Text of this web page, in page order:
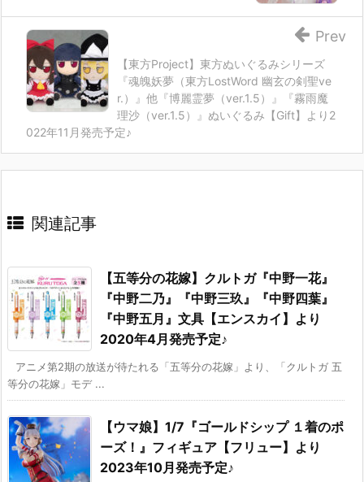
【東方Project】東方ぬいぐるみシリーズ
『魂魄妖夢（東方LostWord 幽玄の剣聖ve
r.）』他『博麗霊夢（ver.1.5）』『霧雨魔
理沙（ver.1.5）』ぬいぐるみ【Gift】より2
022年11月発売予定♪
Prev
関連記事
【五等分の花嫁】クルトガ『中野一花』
『中野二乃』『中野三玖』『中野四葉』
『中野五月』文具【エンスカイ】より
2020年4月発売予定♪
アニメ第2期の放送が待たれる「五等分の花嫁」より、「クルトガ 五
等分の花嫁」モデ ...
【ウマ娘】1/7『ゴールドシップ １着のポ
ーズ！』フィギュア【フリュー】より
2023年10月発売予定♪